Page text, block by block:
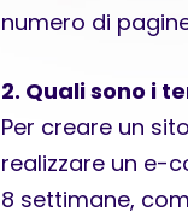
numero di
2. Quali sono i
Per creare un
realizzare un e-
8 settimane,